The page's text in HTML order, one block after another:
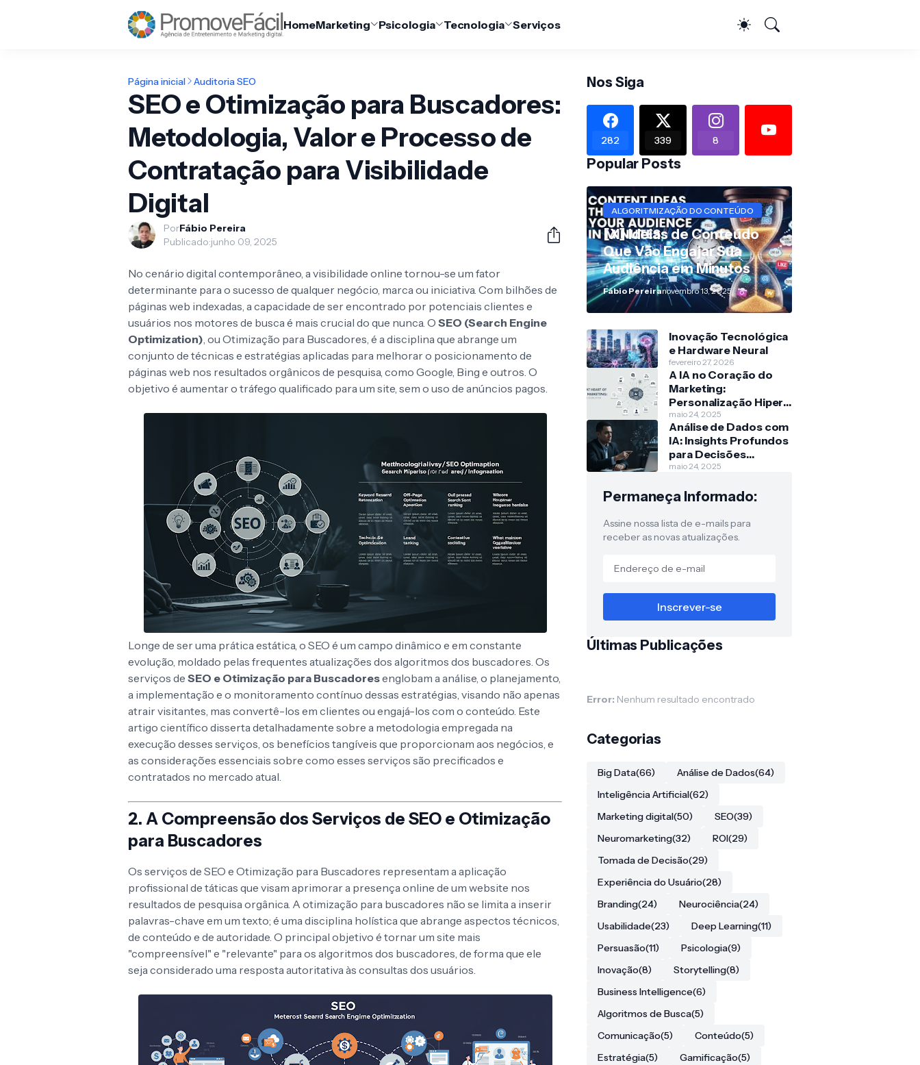
HomeMarketing Psicologia Tecnologia Serviços
Página inicial Auditoria SEO
SEO e Otimização para Buscadores:
Metodologia, Valor e Processo de
Contratação para Visibilidade
Digital
PorFábio Pereira
Publicado:junho 09, 2025
No cenário digital contemporâneo, a visibilidade online tornou-se um fator
determinante para o sucesso de qualquer negócio, marca ou iniciativa. Com bilhões de
páginas web indexadas, a capacidade de ser encontrado por potenciais clientes e
usuários nos motores de busca é mais crucial do que nunca. O SEO (Search Engine
Optimization), ou Otimização para Buscadores, é a disciplina que abrange um
conjunto de técnicas e estratégias aplicadas para melhorar o posicionamento de
páginas web nos resultados orgânicos de pesquisa, como Google, Bing e outros. O
objetivo é aumentar o tráfego qualificado para um site, sem o uso de anúncios pagos.
Longe de ser uma prática estática, o SEO é um campo dinâmico e em constante
evolução, moldado pelas frequentes atualizações dos algoritmos dos buscadores. Os
serviços de SEO e Otimização para Buscadoresenglobam a análise, o planejamento,
a implementação e o monitoramento contínuo dessas estratégias, visando não apenas
atrair visitantes, mas convertê-los em clientes ou engajá-los com o conteúdo. Este
artigo científico disserta detalhadamente sobre a metodologia empregada na
execução desses serviços, os benefícios tangíveis que proporcionam aos negócios, e
as considerações essenciais sobre como esses serviços são precificados e
contratados no mercado atual.
2. A Compreensão dos Serviços de SEO e Otimização
para Buscadores
Os serviços de SEO e Otimização para Buscadores representam a aplicação
profissional de táticas que visam aprimorar a presença online de um website nos
resultados de pesquisa orgânica. A otimização para buscadores não se limita a inserir
palavras-chave em um texto; é uma disciplina holística que abrange aspectos técnicos,
de conteúdo e de autoridade. O principal objetivo é tornar um site mais
"compreensível" e "relevante" para os algoritmos dos buscadores, de forma que ele
seja considerado uma resposta autoritativa às consultas dos usuários.
Nos Siga
282 339 8
Popular Posts
ALGORITMIZAÇÃO DO CONTEÚDO
[X] Ideias de Conteúdo
Que Vão Engajar Sua
Audiência em Minutos
Fábio Pereiranovembro 13, 2025
Inovação Tecnológica
e Hardware Neural
fevereiro 27, 2026
A IA no Coração do
Marketing:
Personalização Hiper-
Escalada
maio 24, 2025
Análise de Dados com
IA: Insights Profundos
para Decisões
Estratégicas
maio 24, 2025
Permaneça Informado:
Assine nossa lista de e-mails para
receber as novas atualizações.
Últimas Publicações
Error: Nenhum resultado encontrado
Categorias
Big Data(66) Análise de Dados(64)
Inteligência Artificial(62)
Marketing digital(50) SEO(39)
Neuromarketing(32) ROI(29)
Tomada de Decisão(29)
Experiência do Usuário(28)
Branding(24) Neurociência(24)
Usabilidade(23) Deep Learning(11)
Persuasão(11) Psicologia(9)
Inovação(8) Storytelling(8)
Business Intelligence(6)
Algoritmos de Busca(5)
Comunicação(5) Conteúdo(5)
Estratégia(5) Gamificação(5)